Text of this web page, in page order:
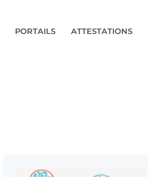
PORTAILS ATTESTATIONS